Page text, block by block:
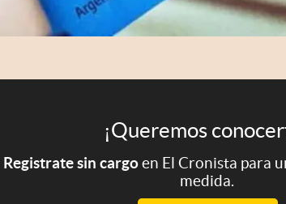
¡Queremos
Registrate sin cargoen El Cronista para
medida.